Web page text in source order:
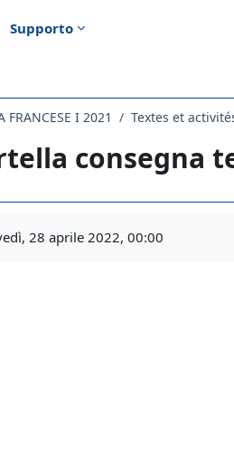
Supporto
I 2021 Textes et
consegna
28 aprile 2022, 00:00